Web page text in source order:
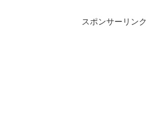
スポンサーリンク